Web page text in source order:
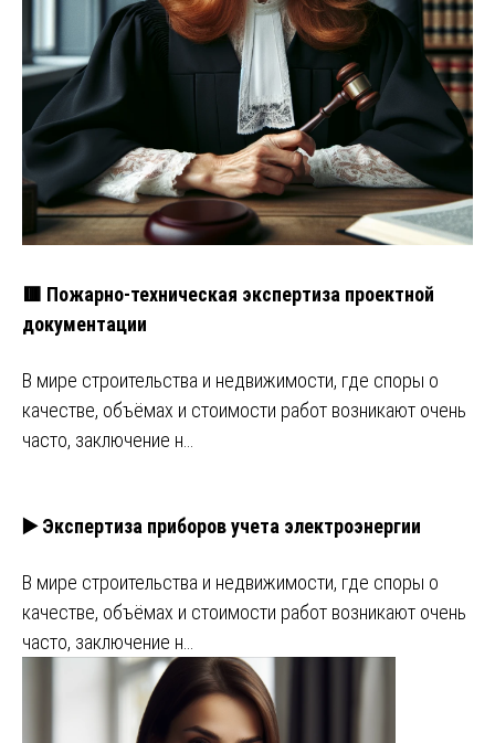
🟥 Пожарно-техническая экспертиза проектной
документации
В мире строительства и недвижимости, где споры о
качестве, объёмах и стоимости работ возникают очень
часто, заключение н…
▶️ Экспертиза приборов учета электроэнергии
В мире строительства и недвижимости, где споры о
качестве, объёмах и стоимости работ возникают очень
часто, заключение н…